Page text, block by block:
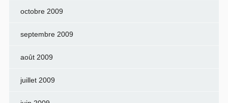
octobre 2009
septembre 2009
août 2009
juillet 2009